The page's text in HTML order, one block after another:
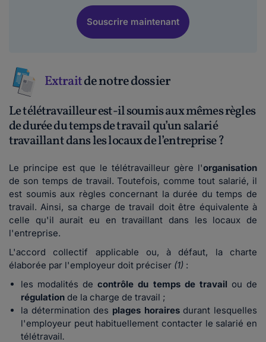
Souscrire maintenant
Extraitde notre dossier
Le télétravailleur est-il soumis aux mêmes règles
de durée du temps de travail qu’un salarié
travaillant dans les locaux de l’entreprise ?
Le principe est que le télétravailleur gère l'organisation
de son temps de travail. Toutefois, comme tout salarié, il
est soumis aux règles concernant la durée du temps de
travail. Ainsi, sa charge de travail doit être équivalente à
celle qu'il aurait eu en travaillant dans les locaux de
l'entreprise.
L'accord collectif applicable ou, à défaut, la charte
élaborée par l'employeur doit préciser (1) :
les modalités de contrôle du temps de travail ou de
régulation de la charge de travail ;
la détermination des plages horairesdurant lesquelles
l'employeur peut habituellement contacter le salarié en
télétravail.